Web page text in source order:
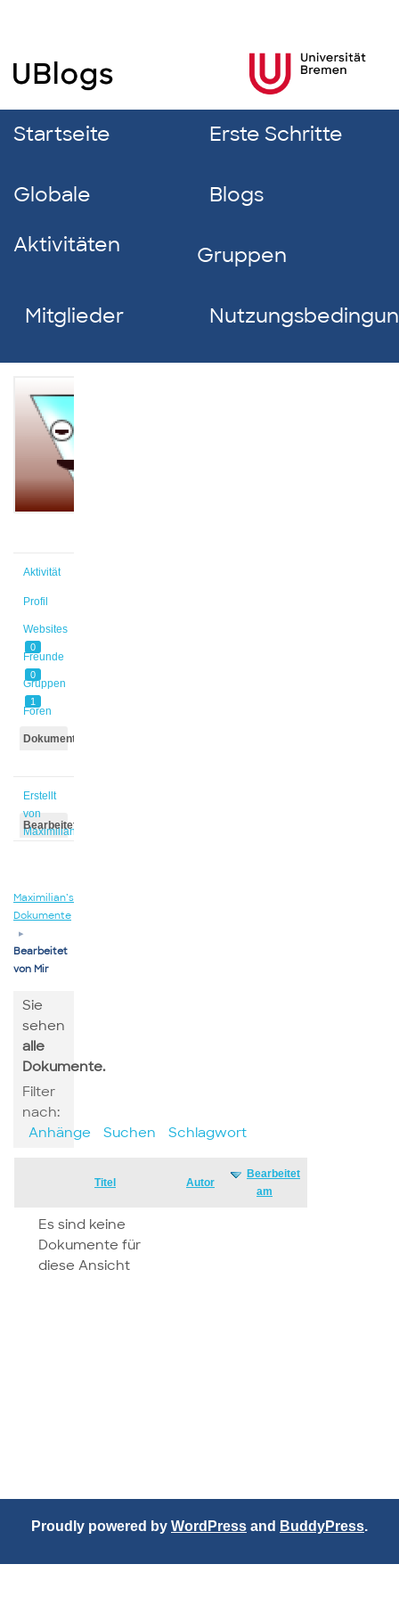
Startseite Erste Schritte
Globale
Aktivitäten
Blogs
Gruppen
Mitglieder
Aktivität
Profil
Websites
0
Freunde
0
Gruppen
1
Foren
Dokumente
Erstellt
von
Maximilian
Bearbeitet
Maximilian’s
Dokumente
▸
Bearbeitet
von Mir
Sie
sehen
alle
Dokumente.
Filter
nach:
Anhänge
Suchen Schlagwort
Titel Autor
Bearbeitet
am
Es sind keine
Dokumente für
diese Ansicht
Proudly powered by WordPress and BuddyPress.